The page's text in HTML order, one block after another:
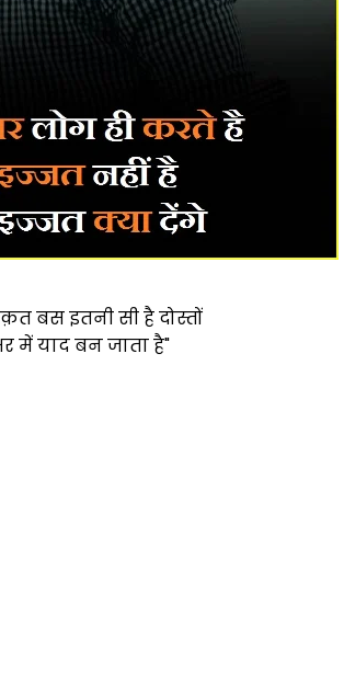
बस इतनी सी है दोस्तों
में याद बन जाता है"